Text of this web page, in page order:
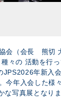
会（会長 熊切
々の 活動を行
JPS2026年新入
今年入会した様
な写真展となりま